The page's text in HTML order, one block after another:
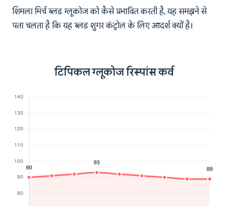
शिमला मिर्च ब्लड ग्लूकोज को कैसे प्रभावित करती है, यह समझने से
पता चलता है कि यह ब्लड शुगर कंट्रोल के लिए आदर्श क्यों है।
टिपिकल ग्लूकोज रिस्पांस कर्व